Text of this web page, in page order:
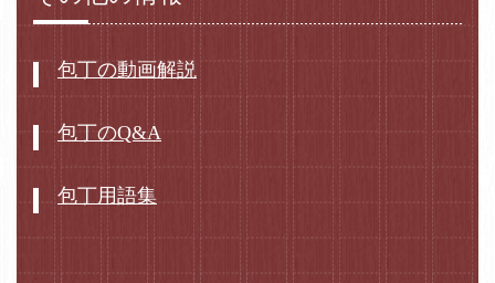
包丁の動画解説
包丁のQ&A
包丁用語集